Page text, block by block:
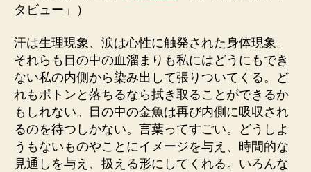
タビュー」）
汗は生理現象、涙は心性に触発された身体現象。
それらも目の中の血溜まりも私にはどうにもでき
ない私の内側から染み出して張りついてくる。ど
れもポトンと落ちるなら拭き取ることができるか
もしれない。目の中の金魚は再び内側に吸収され
るのを待つしかない。言葉ってすごい。どうしよ
うもないものやことにイメージを与え、時間的な
見通しを与え、扱える形にしてくれる。いろんな